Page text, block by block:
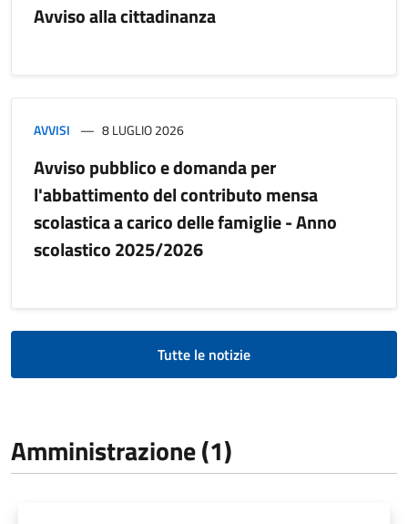
Avviso alla cittadinanza
AVVISI 8 LUGLIO 2026
Avviso pubblico e domanda per
l'abbattimento del contributo mensa
scolastica a carico delle famiglie - Anno
scolastico 2025/2026
Tutte le notizie
Amministrazione (1)